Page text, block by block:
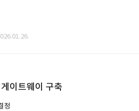
이트웨이 구축
정